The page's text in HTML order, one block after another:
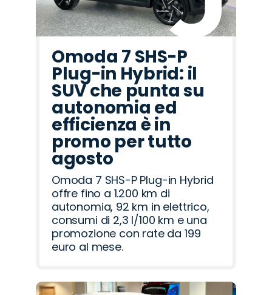
Omoda 7 SHS-P
Plug-in Hybrid: il
SUV che punta su
autonomia ed
efficienza è in
promo per tutto
agosto
Omoda 7 SHS-P Plug-in Hybrid
offre fino a 1.200 km di
autonomia, 92 km in elettrico,
consumi di 2,3 l/100 km e una
promozione con rate da 199
euro al mese.